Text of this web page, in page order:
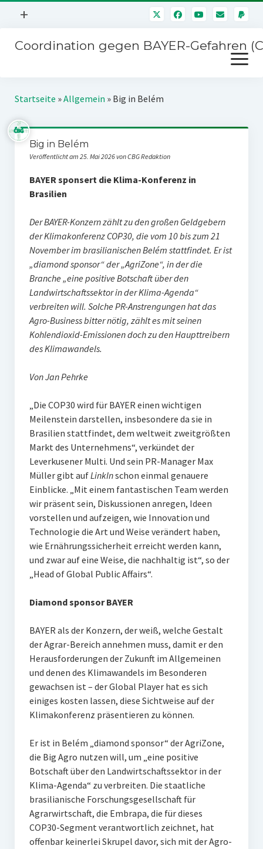
Menü
+
Mitmachen
Kontakt
Impressum
Störfälle
Coordination gegen BAYER-Gefahren
Menü
öffnen
Kampagnen
BAYER-Hauptversammlungen
Stichwort BAYER
SPENDEN
Startseite »Allgemein » Big in Belém
Big in Belém
Veröffentlicht am 25. Mai 2026 von CBG Redaktion
BAYER sponsert die Klima-Konferenz in
Brasilien
Der BAYER-Konzern zählt zu den großen Geldgebern
der Klimakonferenz COP30, die vom 10 bis zum 21
November im brasilianischen Belém stattfindet. Er ist
„diamond sponsor“ der „AgriZone“, in der die
Branche „eine positive Botschaft über den
Landwirtschaftssektor in der Klima-Agenda“
verbreiten will. Solche PR-Anstrengungen hat das
Agro-Business bitter nötig, zählt es mit seinen
Kohlendioxid-Emissionen doch zu den Haupttreibern
des Klimawandels.
Von Jan Pehrke
„Die COP30 wird für BAYER einen wichtigen
Meilenstein darstellen, insbesondere da sie in
Brasilien stattfindet, dem weltweit zweitgrößten
Markt des Unternehmens“, verkündet der
Leverkusener Multi. Und sein PR-Manager Max
Müller gibt aufLinkInschon einmal genauere
Einblicke. „Mit einem fantastischen Team werden
wir präsent sein, Diskussionen anregen, Ideen
vorstellen und aufzeigen, wie Innovation und
Technologie die Art und Weise verändert haben,
wie Ernährungssicherheit erreicht werden kann,
und zwar auf eine Weise, die nachhaltig ist“, so der
„Head of Global Public Affairs“.
Diamond sponsor BAYER
BAYER als der Konzern, der weiß, welche Gestalt
der Agrar-Bereich annehmen muss, damit er den
Herausforderungen der Zukunft im Allgemeinen
und denen des Klimawandels im Besonderen
gewachsen ist – der Global Player hat es sich
einiges kosten lassen, diese Sichtweise auf der
Klimakonferenz präsentieren zu können.
Er ist in Belém „diamond sponsor“ der AgriZone,
die Big Agro nutzen will, um „eine positive
Botschaft über den Landwirtschaftssektor in der
Klima-Agenda“ zu verbreiten. Die staatliche
brasilianische Forschungsgesellschaft für
Agrarwirtschaft, die Embrapa, die für dieses
COP30-Segment verantwortlich zeichnet, hat
offenbar keinerlei Skrupel davor, sich mit der Agro-